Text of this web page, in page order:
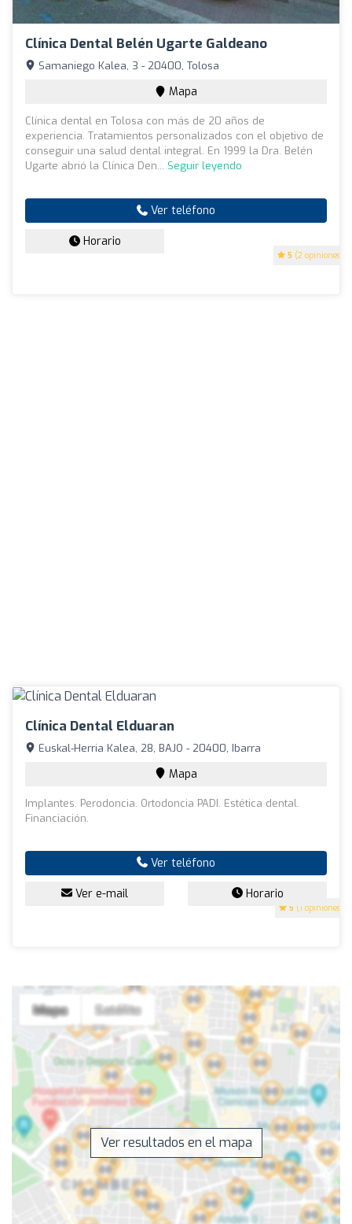
Clínica Dental Belén Ugarte Galdeano
5 (2 opiniones)
Samaniego Kalea, 3 - 20400, Tolosa
Mapa
Clínica dental en Tolosa con más de 20 años de
experiencia. Tratamientos personalizados con el objetivo de
conseguir una salud dental integral. En 1999 la Dra. Belén
Ugarte abrió la Clínica Den... Seguir leyendo
Ver teléfono
Horario
Clínica Dental Elduaran
5 (1 opiniones)
Euskal-Herria Kalea, 28, BAJO - 20400, Ibarra
Mapa
Implantes. Perodoncia. Ortodoncia PADI. Estética dental.
Financiación.
Ver teléfono
Ver e-mail Horario
Ver resultados en el mapa